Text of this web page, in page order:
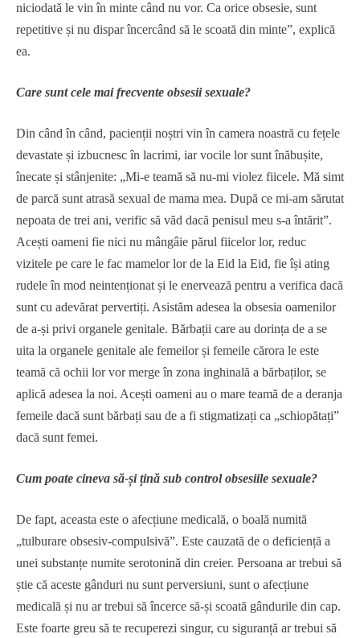
niciodată le vin în minte când nu vor. Ca orice obsesie, sunt
repetitive și nu dispar încercând să le scoată din minte”, explică
ea.
Care sunt cele mai frecvente obsesii sexuale?
Din când în când, pacienții noștri vin în camera noastră cu fețele
devastate și izbucnesc în lacrimi, iar vocile lor sunt înăbușite,
înecate și stânjenite: „Mi-e teamă să nu-mi violez fiicele. Mă simt
de parcă sunt atrasă sexual de mama mea. După ce mi-am sărutat
nepoata de trei ani, verific să văd dacă penisul meu s-a întărit”.
Acești oameni fie nici nu mângâie părul fiicelor lor, reduc
vizitele pe care le fac mamelor lor de la Eid la Eid, fie își ating
rudele în mod neintenționat și le enervează pentru a verifica dacă
sunt cu adevărat pervertiți. Asistăm adesea la obsesia oamenilor
de a-și privi organele genitale. Bărbații care au dorința de a se
uita la organele genitale ale femeilor și femeile cărora le este
teamă că ochii lor vor merge în zona inghinală a bărbaților, se
aplică adesea la noi. Acești oameni au o mare teamă de a deranja
femeile dacă sunt bărbați sau de a fi stigmatizați ca „schiopătați”
dacă sunt femei.
Cum poate cineva să-și țină sub control obsesiile sexuale?
De fapt, aceasta este o afecțiune medicală, o boală numită
„tulburare obsesiv-compulsivă”. Este cauzată de o deficiență a
unei substanțe numite serotonină din creier. Persoana ar trebui să
știe că aceste gânduri nu sunt perversiuni, sunt o afecțiune
medicală și nu ar trebui să încerce să-și scoată gândurile din cap.
Este foarte greu să te recuperezi singur, cu siguranță ar trebui să